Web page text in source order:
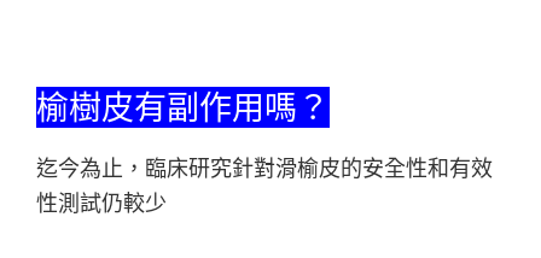
榆樹皮有副作用嗎？
迄今為止，臨床研究針對滑榆皮的安全性和有效
性測試仍較少